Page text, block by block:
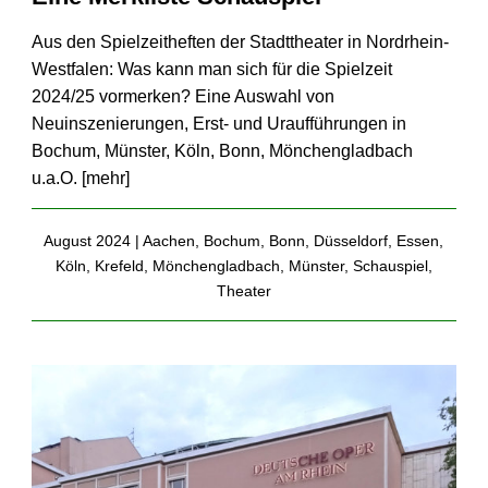
Aus den Spielzeitheften der Stadttheater in Nordrhein-
Westfalen: Was kann man sich für die Spielzeit
2024/25 vormerken? Eine Auswahl von
Neuinszenierungen, Erst- und Uraufführungen in
Bochum, Münster, Köln, Bonn, Mönchengladbach
u.a.O. [mehr]
August 2024 |Aachen Bochum Bonn Düsseldorf Essen
Köln
Krefeld Mönchengladbach Münster, Schauspiel,
Theater